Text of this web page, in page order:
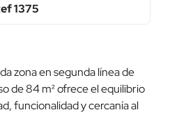
1375
zona en segunda línea de
de 84 m² ofrece el equilibrio
funcionalidad y cercanía al